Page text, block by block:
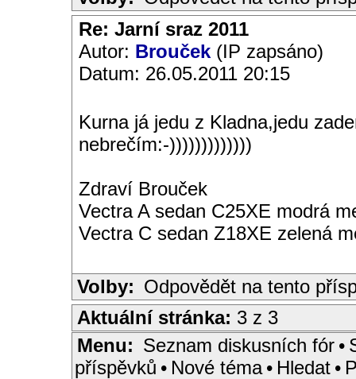
Re: Jarní sraz 2011
Autor: Brouček (IP zapsáno)
Datum: 26.05.2011 20:15
Kurna já jedu z Kladna,jedu
nebrečím:-)))))))))))))
Zdraví Brouček
Vectra A sedan C25XE modrá
Vectra C sedan Z18XE zelená
Volby: Odpovědět na tento
Aktuální stránka: 3 z 3
Menu: Seznam diskusních fór •
příspěvků • Nové téma • Hledat •